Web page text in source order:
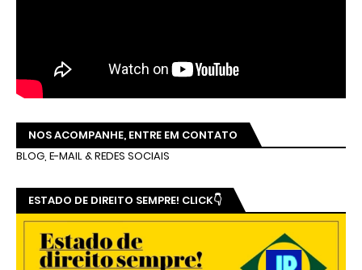
NOS ACOMPANHE, ENTRE EM CONTATO
BLOG, E-MAIL & REDES SOCIAIS
ESTADO DE DIREITO SEMPRE! CLICK👇